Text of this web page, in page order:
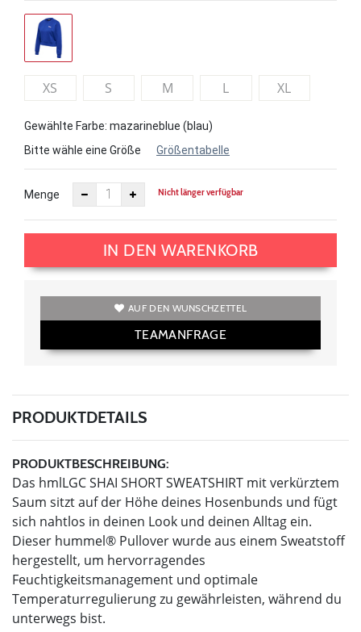
XS S M L XL
Gewählte Farbe: mazarineblue (blau)
Bitte wähle eine Größe
Größentabelle
Menge Nicht länger verfügbar
IN DEN WARENKORB
AUF DEN WUNSCHZETTEL
TEAMANFRAGE
PRODUKTDETAILS
PRODUKTBESCHREIBUNG:
Das hmlLGC SHAI SHORT SWEATSHIRT mit verkürztem
Saum sitzt auf der Höhe deines Hosenbunds und fügt
sich nahtlos in deinen Look und deinen Alltag ein.
Dieser hummel® Pullover wurde aus einem Sweatstoff
hergestellt, um hervorragendes
Feuchtigkeitsmanagement und optimale
Temperaturregulierung zu gewährleisten, während du
unterwegs bist.